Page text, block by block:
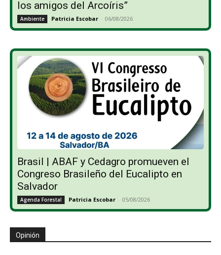
los amigos del Arcoíris”
Ambiente Patricia Escobar - 06/08/2026
Brasil | ABAF y Cedagro promueven el
Congreso Brasileño del Eucalipto en
Salvador
Agenda Forestal Patricia Escobar - 05/08/2026
Opinión